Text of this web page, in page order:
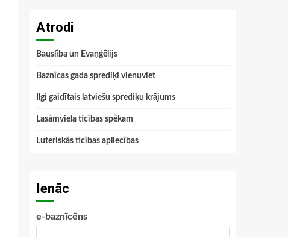
Atrodi
Bauslība un Evaņģēlijs
Baznīcas gada sprediķi vienuviet
Ilgi gaidītais latviešu sprediķu krājums
Lasāmviela ticības spēkam
Luteriskās ticības apliecības
Ienāc
e-baznīcēns